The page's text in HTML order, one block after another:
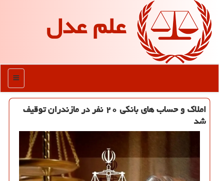
علم عدل
منو
املاک و حساب های بانکی ۲۰ نفر در مازندران توقیف
شد